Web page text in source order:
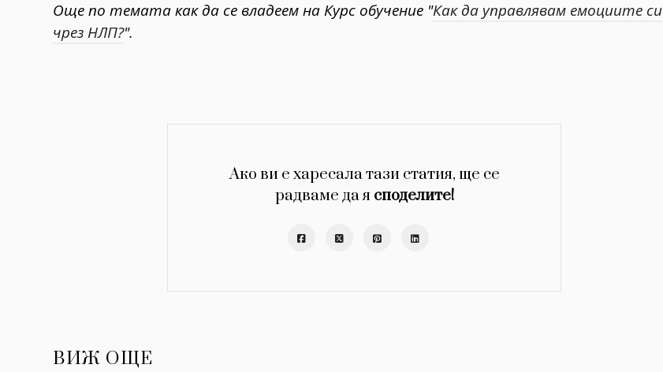
Още по темата как да се владеем на Курс обучение "Как да управлявам емоциите си
чрез НЛП?".
Ако ви е харесала тази статия, ще се
радваме да я споделите!
ВИЖ ОЩЕ